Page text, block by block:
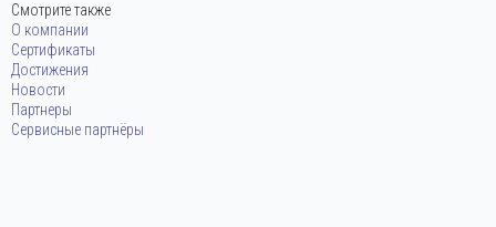
Смотрите также
О компании
Сертификаты
Достижения
Новости
Партнеры
Сервисные партнёры